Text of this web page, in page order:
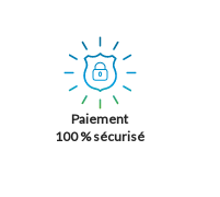
Paiement
100 % sécurisé